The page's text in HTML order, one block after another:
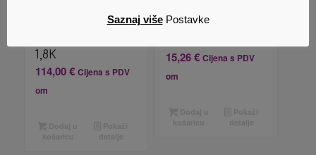
HP Toner 220A
1,8K
114,00€ Cijena s PDV
om
Zamjenski toner
15,26€ Cijena s PDV
om
Saznaj više Postavke